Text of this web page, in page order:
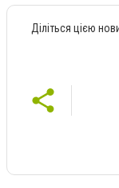
Діліться цією